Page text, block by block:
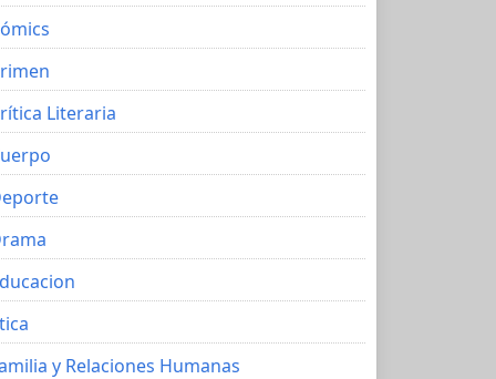
Literaria
y Relaciones Humanas